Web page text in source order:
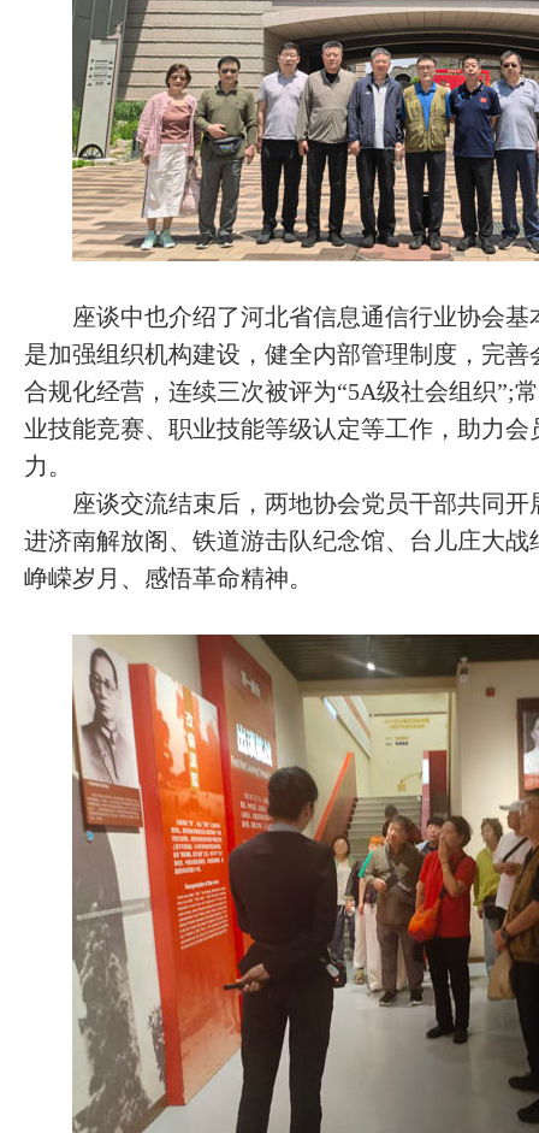
座谈中也介绍了河北省信息通信行业协会基
是加强组织机构建设，健全内部管理制度，完
合规化经营，连续三次被评为“5A级社会组织”;
业技能竞赛、职业技能等级认定等工作，助力
力。
座谈交流结束后，两地协会党员干部共同开
进济南解放阁、铁道游击队纪念馆、台儿庄大
峥嵘岁月、感悟革命精神。